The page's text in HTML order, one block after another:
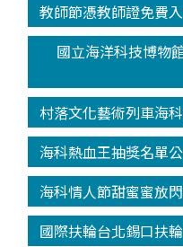
教師節憑教師證免費
國立海洋科技博物
村落文化藝術列車海
海科熱血王抽獎名單
海科情人節甜蜜蜜放
國際扶輪台北錫口扶